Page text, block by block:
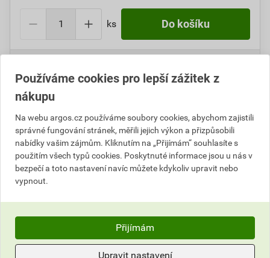
ks Do košíku
(3 200,00Kčbez DPH).
Číslo položky:
Výrobky značky: CIMCO
Popis
Používáme cookies pro lepší zážitek z
nákupu
Na webu argos.cz používáme soubory cookies, abychom zajistili
správné fungování stránek, měřili jejich výkon a přizpůsobili
nabídky vašim zájmům. Kliknutím na „Přijímám“ souhlasíte s
použitím všech typů cookies. Poskytnuté informace jsou u nás v
bezpečí a toto nastavení navíc můžete kdykoliv upravit nebo
vypnout.
Přijímám
Upravit nastavení